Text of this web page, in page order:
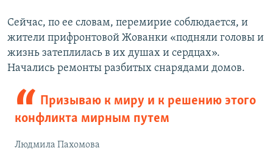
Сейчас, по ее словам, перемирие соблюдается, и
жители прифронтовой Жованки «подняли головы и
жизнь затеплилась в их душах и сердцах».
Начались ремонты разбитых снарядами домов.
Призываю к миру и к решению этого
конфликта мирным путем
Людмила Пахомова